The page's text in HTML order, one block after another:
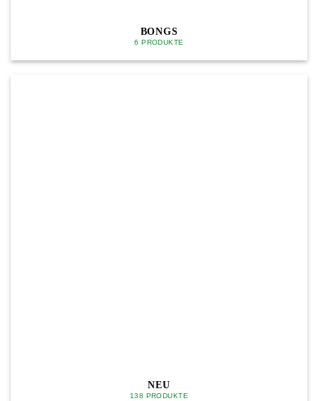
BONGS
6 PRODUKTE
NEU
138 PRODUKTE